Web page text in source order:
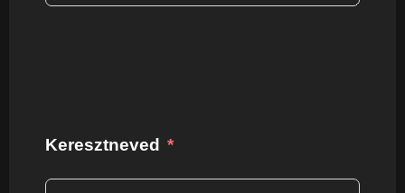
Keresztneved